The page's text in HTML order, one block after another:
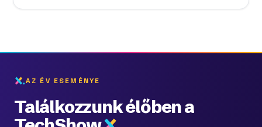
AZ ÉV ESEMÉNYE
Találkozzunk élőben a